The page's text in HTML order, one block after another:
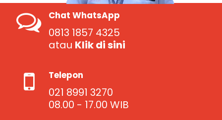
Chat WhatsApp
0813 1857 4325
atau Klik di sini
Telepon
021 8991 3270
08.00 - 17.00 WIB